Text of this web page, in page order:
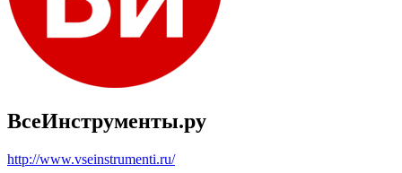
ВсеИнструменты.ру
http://www.vseinstrumenti.ru/